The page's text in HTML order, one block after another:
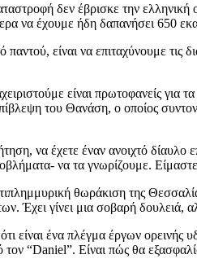
δεν έβρισκε την
να έχουμε ήδη δαπανήσει 650
είναι να επιταχύνουμε τις
είναι πρωτοφανείς
του Θανάση, ο οποίος
να έχετε έναν ανοιχτό
να τα γνωρίζουμε.
θωράκιση της
Έχει γίνει μια σοβαρή δουλειά,
είναι ένα πλέγμα έργων
“Daniel”. Είναι πώς θα